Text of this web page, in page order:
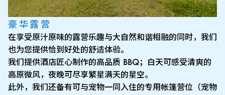
豪华露营
在享受原汁原味的露营乐趣与大自然和谐相融的同时，我们
也为您提供恰到好处的舒适体验。
我们提供酒店匠心制作的高品质 BBQ；白天可感受清爽的
高原微风，夜晚可尽享繁星满天的星空。
此外，我们还备有可与宠物一同入住的专用帐篷营位（宠物